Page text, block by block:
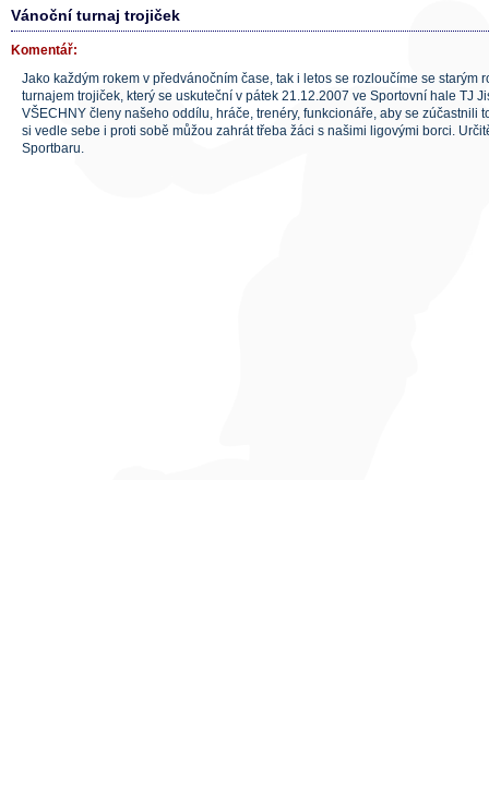
Vánoční turnaj trojiček
Komentář:
Jako každým rokem v předvánočním čase, tak i letos se rozloučíme se starým
turnajem trojiček, který se uskuteční v pátek 21.12.2007 ve Sportovní hale TJ
VŠECHNY členy našeho oddílu, hráče, trenéry, funkcionáře, aby se zúčastnili
si vedle sebe i proti sobě můžou zahrát třeba žáci s našimi ligovými borci.
Sportbaru.